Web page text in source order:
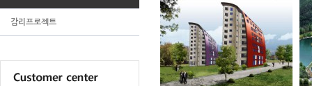
감리프로젝트